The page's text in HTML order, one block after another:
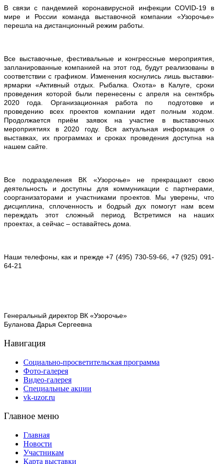
В связи с пандемией коронавирусной инфекцииCOVID-19 в
мире и России команда выставочной компании «Узорочье»
перешла на дистанционный режим работы.
Все выставочные, фестивальные и конгрессные мероприятия,
запланированные компанией на этот год, будут реализованы в
соответствии с графиком. Изменения коснулись лишь выставки-
ярмарки «Активный отдых. Рыбалка. Охота» в Калуге, сроки
проведения которой были перенесены с апреля на сентябрь
2020 года. Организационная работа по подготовке и
проведению всех проектов компании идет полным ходом.
Продолжается приём заявок на участие в выставочных
мероприятиях в 2020 году. Вся актуальная информация о
выставках, их программах и сроках проведения доступна на
нашем сайте.
Все подразделения ВК «Узорочье» не прекращают свою
деятельность и доступны для коммуникации с партнерами,
соорганизаторами и участниками проектов.
Мы уверены, что
дисциплина, сплоченность и бодрый дух помогут нам всем
переждать этот сложный период. Встретимся на наших
проектах, а сейчас – оставайтесь дома.
Наши телефоны, как и прежде +7 (495) 730-59-66, +7 (925) 091-
64-21
Генеральный директор ВК «Узорочье»
Буланова Дарья Сергеевна
Навигация
Социально-просветительская программа
Фото-галерея
Видео-галерея
Специальные акции
vk-uzor.ru
Главное меню
Главная
Новости
Участникам
Карта выставки